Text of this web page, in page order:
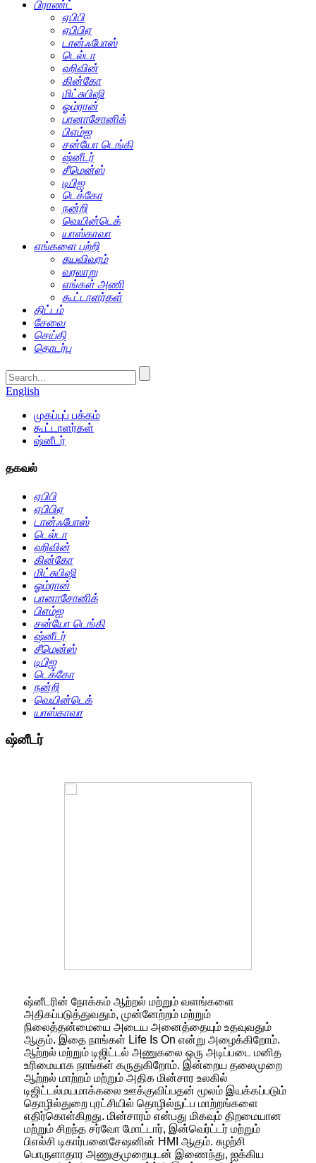
பிராண்ட்
ஏபிபி
ஏபிபிஏ
டான்ஃபோஸ்
டெல்டா
ஹிவின்
கின்கோ
மிட்சுபிஷி
ஓம்ரான்
பானாசோனிக்
பிஎம்ஐ
சன்யோ டெங்கி
ஷ்னீடர்
சீமென்ஸ்
டிபிஐ
டெக்கோ
நன்றி
வெயின்டெக்
யாஸ்காவா
எங்களை பற்றி
சுயவிவரம்
வரலாறு
எங்கள் அணி
கூட்டாளர்கள்
திட்டம்
சேவை
செய்தி
தொடர்பு
English
முகப்புப் பக்கம்
கூட்டாளர்கள்
ஷ்னீடர்
தகவல்
ஏபிபி
ஏபிபிஏ
டான்ஃபோஸ்
டெல்டா
ஹிவின்
கின்கோ
மிட்சுபிஷி
ஓம்ரான்
பானாசோனிக்
பிஎம்ஐ
சன்யோ டெங்கி
ஷ்னீடர்
சீமென்ஸ்
டிபிஐ
டெக்கோ
நன்றி
வெயின்டெக்
யாஸ்காவா
ஷ்னீடர்
ஷ்னீடரின் நோக்கம் ஆற்றல் மற்றும் வளங்களை
அதிகப்படுத்துவதும், முன்னேற்றம் மற்றும்
நிலைத்தன்மையை அடைய அனைத்தையும் உதவுவதும்
ஆகும். இதை நாங்கள் Life Is On என்று அழைக்கிறோம்.
ஆற்றல் மற்றும் டிஜிட்டல் அணுகலை ஒரு அடிப்படை மனித
உரிமையாக நாங்கள் கருதுகிறோம். இன்றைய தலைமுறை
ஆற்றல் மாற்றம் மற்றும் அதிக மின்சார உலகில்
டிஜிட்டல்மயமாக்கலை ஊக்குவிப்பதன் மூலம் இயக்கப்படும்
தொழில்துறை புரட்சியில் தொழில்நுட்ப மாற்றங்களை
எதிர்கொள்கிறது. மின்சாரம் என்பது மிகவும் திறமையான
மற்றும் சிறந்த சர்வோ மோட்டார், இன்வெர்ட்டர் மற்றும்
பிஎல்சி டிகார்பனைசேஷனின் HMI ஆகும். சுழற்சி
பொருளாதார அணுகுமுறையுடன் இணைந்து, ஐக்கிய